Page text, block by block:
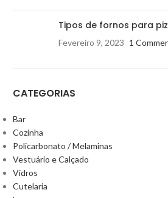
Tipos de fornos para
Fevereiro 9, 2023 1
CATEGORIAS
Bar
Cozinha
Policarbonato / Melaminas
Vestuário e Calçado
Vidros
Cutelaria